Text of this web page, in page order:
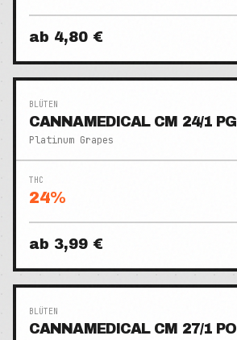
ab 4,80 €
BLÜTEN
CANNAMEDICAL CM 24/1 PG
Platinum Grapes
THC
24%
ab 3,99 €
BLÜTEN
CANNAMEDICAL CM 27/1 PO